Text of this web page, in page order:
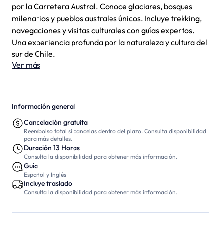
por la Carretera Austral. Conoce glaciares, bosques
milenarios y pueblos australes únicos. Incluye trekking,
navegaciones y visitas culturales con guías expertos.
Una experiencia profunda por la naturaleza y cultura del
sur de Chile.
Ver más
Información general
Cancelación gratuita
Reembolso total si cancelas dentro del plazo. Consulta disponibilidad
para más detalles.
Duración 13 Horas
Consulta la disponibilidad para obtener más información.
Guía
Español y Inglés
Incluye traslado
Consulta la disponibilidad para obtener más información.